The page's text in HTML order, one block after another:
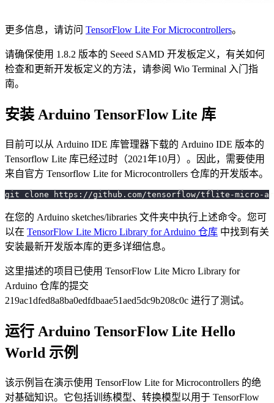
更多信息，请访问 TensorFlow Lite For Microcontrollers。
请确保使用 1.8.2 版本的 Seeed SAMD 开发板定义，有关如何
检查和更新开发板定义的方法，请参阅 Wio Terminal 入门指
南。
安装 Arduino TensorFlow Lite 库
目前可以从 Arduino IDE 库管理器下载的 Arduino IDE 版本的
Tensorflow Lite 库已经过时（2021年10月）。因此，需要使用
来自官方 Tensorflow Lite for Microcontrollers 仓库的开发版本。
git clone https://github.com/tensorflow/tflite-micro-
在您的 Arduino sketches/libraries 文件夹中执行上述命令。您可
以在 TensorFlow Lite Micro Library for Arduino 仓库 中找到有关
安装最新开发版本库的更多详细信息。
这里描述的项目已使用 TensorFlow Lite Micro Library for
Arduino 仓库的提交
219ac1dfed8a8ba0edfdbaae51aed5dc9b208c0c 进行了测试。
运行 Arduino TensorFlow Lite Hello
World 示例
该示例旨在演示使用 TensorFlow Lite for Microcontrollers 的绝
对基础知识。它包括训练模型、转换模型以用于 TensorFlow